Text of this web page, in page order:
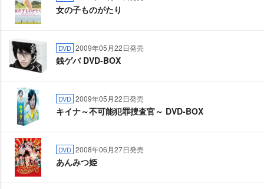
女の子ものがたり
DVD 2009年05月22日発売
銭ゲバ DVD-BOX
DVD 2009年05月22日発売
キイナ～不可能犯罪捜査官～ DVD-BOX
DVD 2008年06月27日発売
あんみつ姫